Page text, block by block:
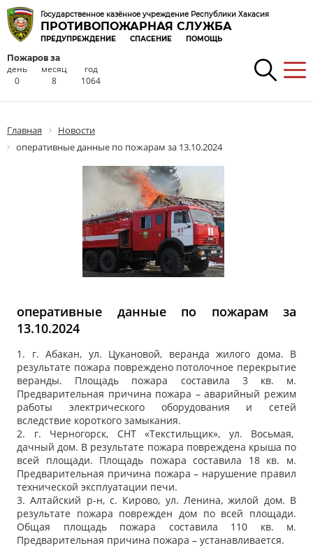
Государственное казённое учреждение Республики Хакасия
ПРОТИВОПОЖАРНАЯ СЛУЖБА
ПРЕДУПРЕЖДЕНИЕ СПАСЕНИЕ ПОМОЩЬ
Пожаров за
день
0
месяц
8
год
1064
Главная
Новости
оперативные данные по пожарам за 13.10.2024
оперативные данные по пожарам за
13.10.2024
1. г. Абакан, ул. Цукановой, веранда жилого дома. В
результате пожара повреждено потолочное перекрытие
веранды. Площадь пожара составила 3 кв. м.
Предварительная причина пожара – аварийный режим
работы электрического оборудования и сетей
вследствие короткого замыкания.
2. г. Черногорск, СНТ «Текстильщик», ул. Восьмая,
дачный дом. В результате пожара повреждена крыша по
всей площади. Площадь пожара составила 18 кв. м.
Предварительная причина пожара – нарушение правил
технической эксплуатации печи.
3. Алтайский р-н, с. Кирово, ул. Ленина, жилой дом. В
результате пожара поврежден дом по всей площади.
Общая площадь пожара составила 110 кв. м.
Предварительная причина пожара – устанавливается.